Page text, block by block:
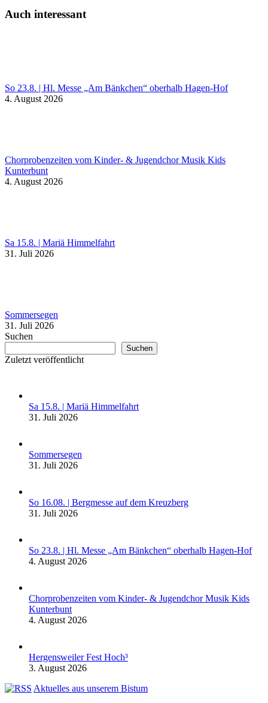
Auch interessant
So 23.8. | Hl. Messe „Am Bänkchen“ oberhalb Hagen-Hof
4. August 2026
Chorprobenzeiten vom Kinder- & Jugendchor Musik Kids
Kunterbunt
4. August 2026
Sa 15.8. | Mariä Himmelfahrt
31. Juli 2026
Sommersegen
31. Juli 2026
Suchen
Suchen
Zuletzt veröffentlicht
Sa 15.8. | Mariä Himmelfahrt
31. Juli 2026
Sommersegen
31. Juli 2026
So 16.08. | Bergmesse auf dem Kreuzberg
31. Juli 2026
So 23.8. | Hl. Messe „Am Bänkchen“ oberhalb Hagen-Hof
4. August 2026
Chorprobenzeiten vom Kinder- & Jugendchor Musik Kids
Kunterbunt
4. August 2026
Hergensweiler Fest Hoch³
3. August 2026
Aktuelles aus unserem Bistum